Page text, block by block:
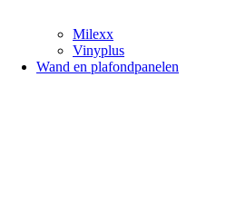
Milexx
Vinyplus
Wand en plafondpanelen